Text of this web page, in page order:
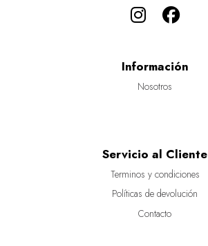
Información
Nosotros
Servicio al Cliente
Terminos y condiciones
Políticas de devolución
Contacto